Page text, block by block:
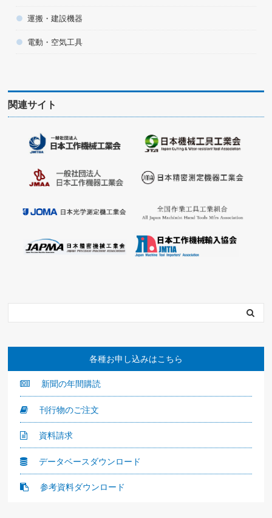
運搬・建設機器
電動・空気工具
関連サイト
各種お申し込みはこちら
新聞の年間購読
刊行物のご注文
資料請求
データベースダウンロード
参考資料ダウンロード